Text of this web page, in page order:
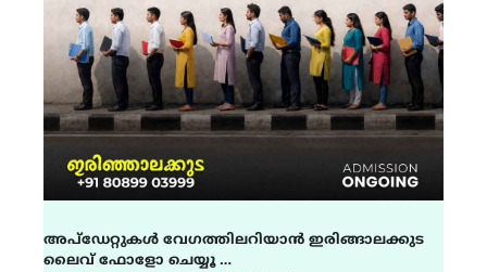
അപ്ഡേറ്റുകൾ വേഗത്തിലറിയാൻ ഇരിങ്ങാലക്കുട
ലൈവ് ഫോളോ ചെയ്യൂ …